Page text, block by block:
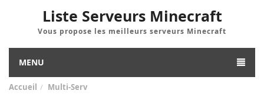
Liste Serveurs Minecraft
Vous propose les meilleurs serveurs Minecraft
MENU
Accueil Multi-Serv